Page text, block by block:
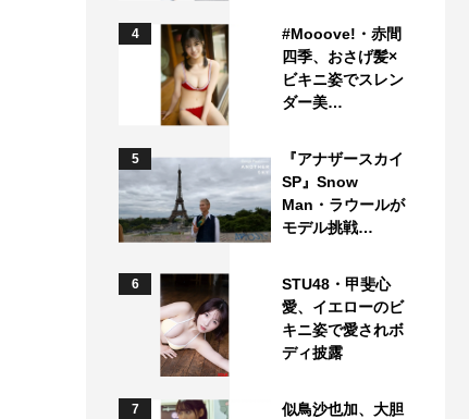
4
#Mooove!・赤間
四季、おさげ髪×
ビキニ姿でスレン
ダー美…
5
『アナザースカイ
SP』Snow
Man・ラウールが
モデル挑戦…
6
STU48・甲斐心
愛、イエローのビ
キニ姿で愛されボ
ディ披露
7
似鳥沙也加、大胆